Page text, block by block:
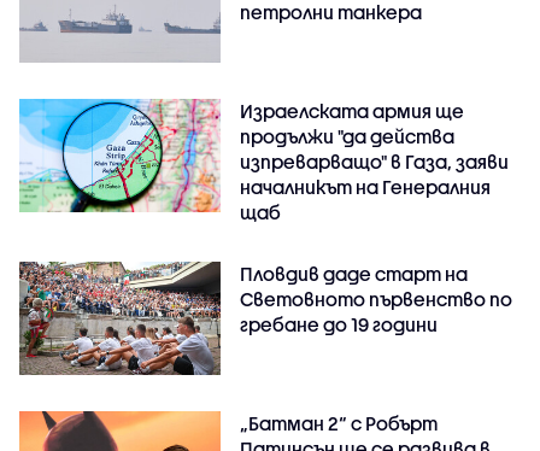
петролни танкера
Израелската армия ще
продължи "да действа
изпреварващо" в Газа, заяви
началникът на Генералния
щаб
Пловдив даде старт на
Световното първенство по
гребане до 19 години
„Батман 2“ с Робърт